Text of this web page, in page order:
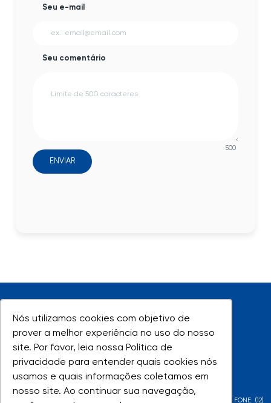
Nós utilizamos cookies com objetivo de
prover a melhor experiência no uso do nosso
site. Por favor, leia nossa Política de
privacidade para entender quais cookies nós
usamos e quais informações coletamos em
nosso site. Ao continuar sua navegação,
Nós utilizamos cookies com objetivo de
prover a melhor experiência no uso do nosso
site. Por favor, leia nossa Política de
privacidade para entender quais cookies nós
usamos e quais informações coletamos em
nosso site. Ao continuar sua navegação,
Seu e-mail
Seu comentário
500
ENVIAR
UNIVAP - Todos os direitos reservados
AV. SHISHIMA HIFUMI, 2911 - URBANOVA - SÃO JOSÉ DOS CAMPOS - SP - FONE: (12)